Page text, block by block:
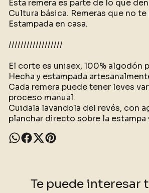
Esta remera es parte de lo que
Cultura básica. Remeras que no
Estampada en casa.
//////////////////
El corte es unisex, 100% algodón
Hecha y estampada
Cada remera puede tener leves
proceso manual.
Cuidala lavandola del revés, con
planchar directo sobre la estampa
Te puede interesar